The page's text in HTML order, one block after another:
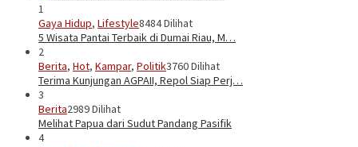
1
Gaya Hidup, Lifestyle8484 Dilihat
5 Wisata Pantai Terbaik di Dumai Riau, M…
2
Berita, Hot, Kampar, Politik3760 Dilihat
Terima Kunjungan AGPAII, Repol Siap Perj…
3
Berita2989 Dilihat
Melihat Papua dari Sudut Pandang Pasifik
4